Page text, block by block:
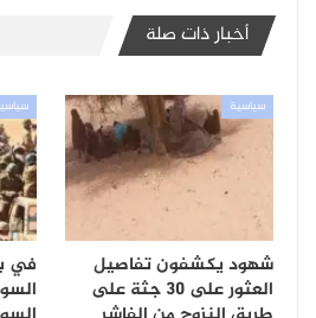
أخبار ذات صلة
سياسية
شهود يكشفون تفاصيل
العثور على 30 جثة على
في